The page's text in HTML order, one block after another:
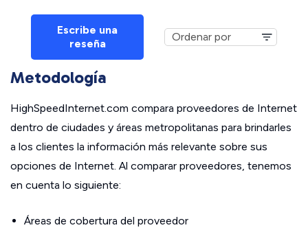
Escribe una
reseña
Metodología
HighSpeedInternet.com compara proveedores de Internet
dentro de ciudades y áreas metropolitanas para brindarles
a los clientes la información más relevante sobre sus
opciones de Internet. Al comparar proveedores, tenemos
en cuenta lo siguiente:
Áreas de cobertura del proveedor